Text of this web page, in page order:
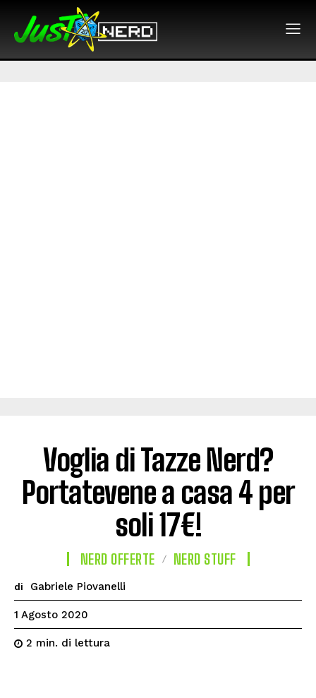
Voglia di Tazze Nerd?
Portatevene a casa 4 per
soli 17€!
NERD OFFERTE NERD STUFF
di Gabriele Piovanelli
1 Agosto 2020
2 min. di lettura